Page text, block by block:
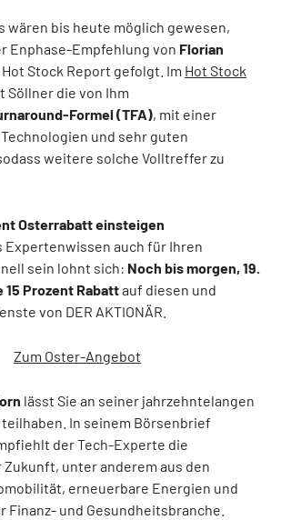
wären bis heute möglich gewesen,
Enphase-Empfehlung von Florian
Stock Report gefolgt. Im Hot Stock
Söllner die von Ihm
Formel (TFA), mit einer
und sehr guten
weitere solche Volltreffer zu
Osterrabatt einsteigen
Expertenwissen auch für Ihren
sein lohnt sich: Noch bis morgen, 19.
Prozent Rabattauf diesen und
von DER AKTIONÄR.
Zum Oster-Angebot
lässt Sie an seiner jahrzehntelangen
In seinem Börsenbrief
der Tech-Experte die
Zukunft, unter anderem aus den
erneuerbare Energien und
Finanz- und Gesundheitsbranche.